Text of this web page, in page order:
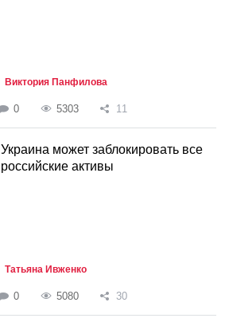
Виктория Панфилова
0 5303 11
Украина может заблокировать все
российские активы
Татьяна Ивженко
0 5080 30